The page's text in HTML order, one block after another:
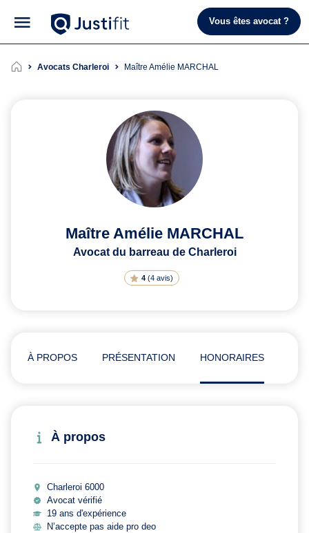
Vous êtes avocat ?
Avocats Charleroi Maître Amélie MARCHAL
Maître Amélie MARCHAL
Avocat du barreau de Charleroi
4(4 avis)
À PROPOS PRÉSENTATION HONORAIRES
À propos
Charleroi 6000
Avocat vérifié
19 ans d'expérience
N’accepte pas aide pro deo